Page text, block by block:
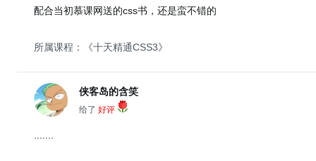
配合当初慕课网送的css书，还是蛮不错的
所属课程：《十天精通CSS3》
侠客岛的含笑
给了 好评